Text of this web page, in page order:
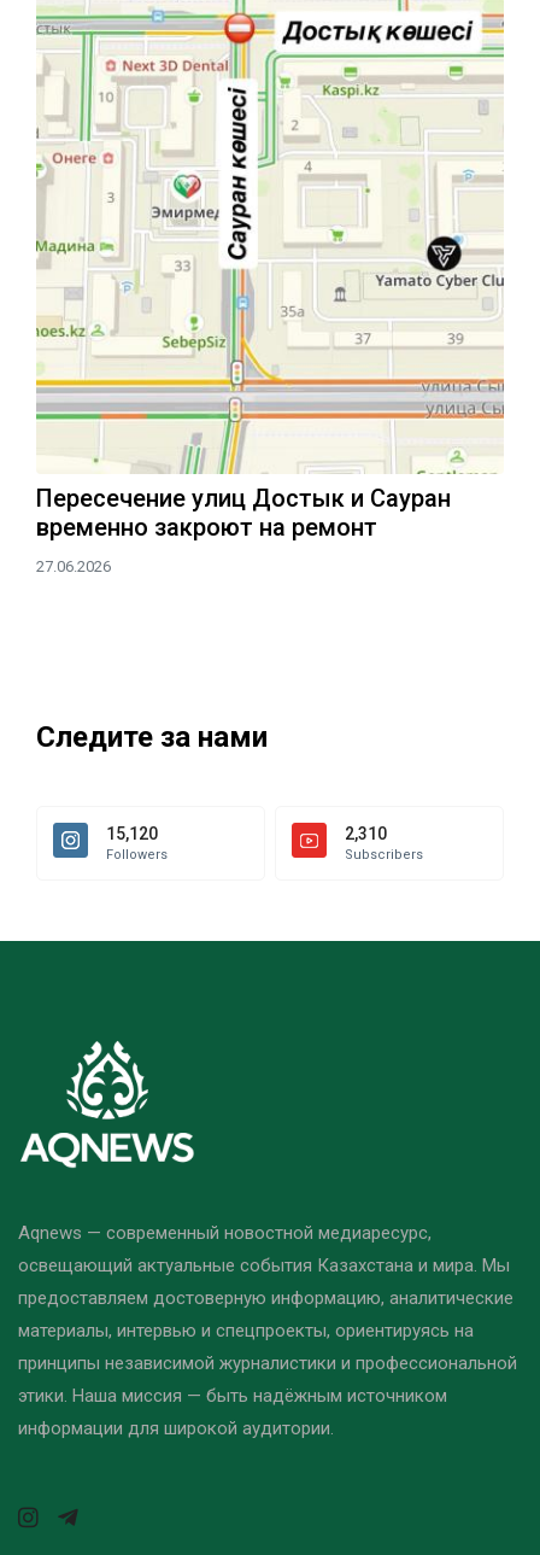
Пересечение улиц Достык и Сауран
временно закроют на ремонт
27.06.2026
Следите за нами
15,120
Followers
2,310
Subscribers
Aqnews — современный новостной медиаресурс,
освещающий актуальные события Казахстана и мира. Мы
предоставляем достоверную информацию, аналитические
материалы, интервью и спецпроекты, ориентируясь на
принципы независимой журналистики и профессиональной
этики. Наша миссия — быть надёжным источником
информации для широкой аудитории.